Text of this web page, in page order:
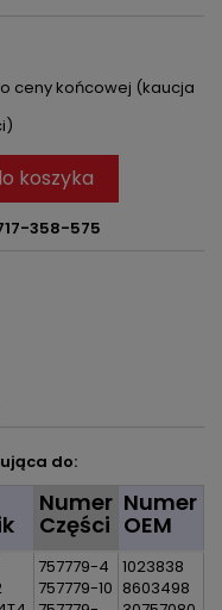
ceny końcowej (kaucja
koszyka
358-575
do:
Numer
Części
Numer
OEM
757779-4
757779-10
1023838
8603498